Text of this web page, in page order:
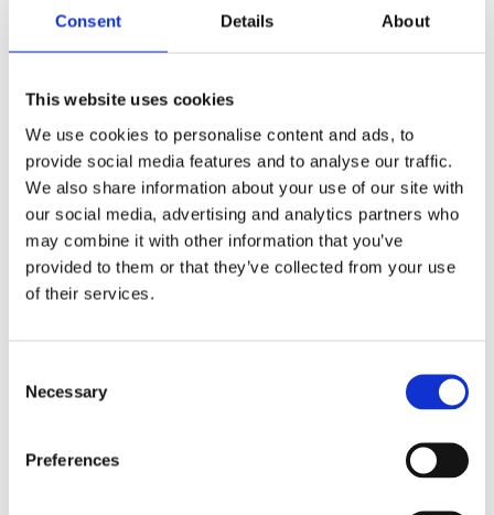
Consent Details About
This website uses cookies
We use cookies to personalise content and ads, to
provide social media features and to analyse our traffic.
We also share information about your use of our site with
our social media, advertising and analytics partners who
may combine it with other information that you’ve
provided to them or that they’ve collected from your use
of their services.
Selection
Necessary
Preferences
marknadshjärnans bästa vän. Vi
levererar data och kundinsikter av
högsta kvalitet som hjälper
marknadsförare bygga lönsamma
varumärken smart. Vårt
tillgängliggörande av data kortar
tiden och arbetet för
marknadsförarna – från briljant idé